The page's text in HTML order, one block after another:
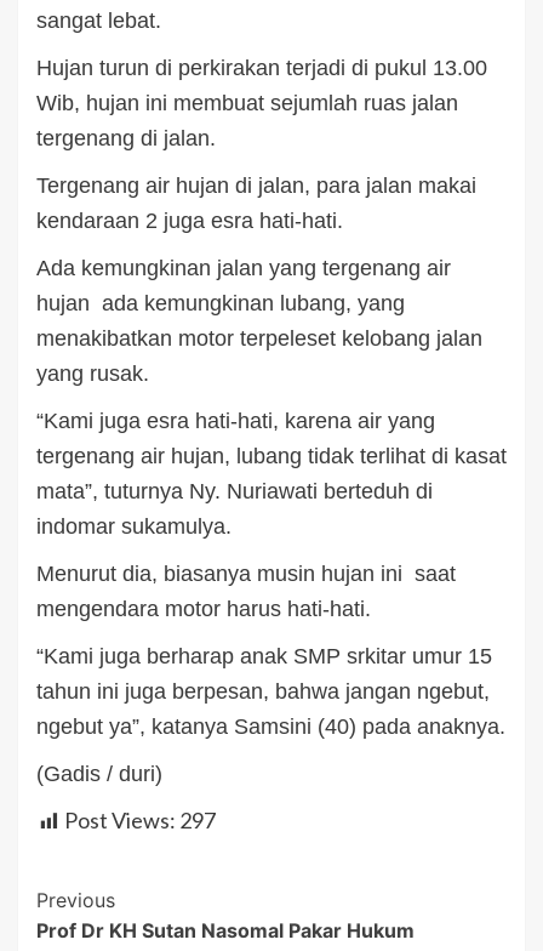
sangat lebat.
Hujan turun di perkirakan terjadi di pukul 13.00
Wib, hujan ini membuat sejumlah ruas jalan
tergenang di jalan.
Tergenang air hujan di jalan, para jalan makai
kendaraan 2 juga esra hati-hati.
Ada kemungkinan jalan yang tergenang air
hujan ada kemungkinan lubang, yang
menakibatkan motor terpeleset kelobang jalan
yang rusak.
“Kami juga esra hati-hati, karena air yang
tergenang air hujan, lubang tidak terlihat di kasat
mata”, tuturnya Ny. Nuriawati berteduh di
indomar sukamulya.
Menurut dia, biasanya musin hujan ini saat
mengendara motor harus hati-hati.
“Kami juga berharap anak SMP srkitar umur 15
tahun ini juga berpesan, bahwa jangan ngebut,
ngebut ya”, katanya Samsini (40) pada anaknya.
(Gadis / duri)
Post Views: 297
Post
Previous
Prof Dr KH Sutan Nasomal Pakar Hukum